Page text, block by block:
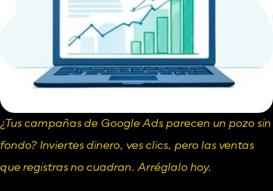
¿Tus campañas de Google Ads parecen un pozo sin
fondo? Inviertes dinero, ves clics, pero las ventas
que registras no cuadran. Arréglalo hoy.